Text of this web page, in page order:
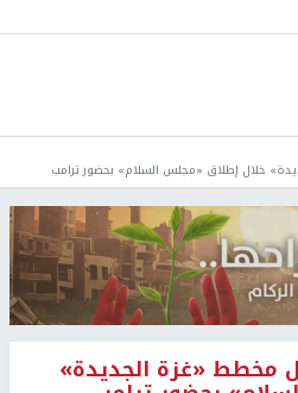
خلال إطلاق «مجلس السلام» بحضور ترامب
مخطط «غزة الجديدة»